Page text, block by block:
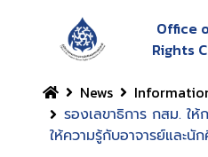
Office
Rights
News
รองเลขาธิการ กสม. ใ
ให้ความรู้กับอาจารย์และนั